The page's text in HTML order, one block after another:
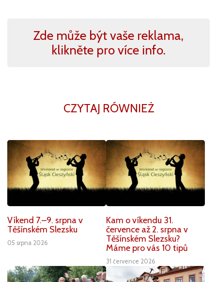
Zde může být vaše reklama,
klikněte pro více info.
CZYTAJ RÓWNIEŻ
Víkend 7.–9. srpna v
Těšínském Slezsku
05 srpna 2026
Kam o víkendu 31.
července až 2. srpna v
Těšínském Slezsku?
Máme pro vás 10 tipů
31 července 2026